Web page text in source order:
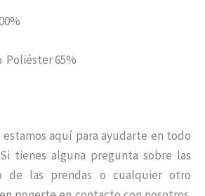
Poliéster 65%
estamos aquí para ayudarte en todo
tienes alguna pregunta sobre las
de las prendas o cualquier otro